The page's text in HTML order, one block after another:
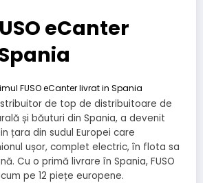
eCanter
de top de distribuitoare de
și băuturi din Spania, a devenit
țara din sudul Europei care
ușor, complet electric, în flota sa
Cu o primă livrare în Spania, FUSO
pe 12 piețe europene.